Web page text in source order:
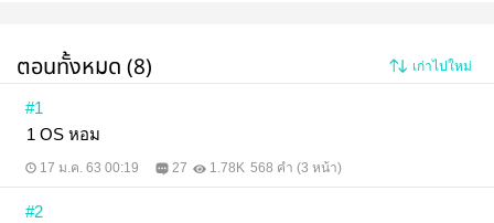
ตอนทั้งหมด (8) เก่าไปใหม่
#1
1 OS หอม
17 ม.ค. 63 00:19 27 1.78K 568 คำ (3 หน้า)
#2